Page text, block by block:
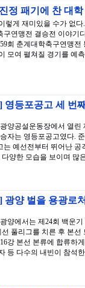
정 패기에 찬 대
렇게 재미있을 수가 없
구연맹전 결승전 이야기
회 춘계대학축구연맹
모여 펼쳐질 경기를 예
영등포공고 세 번
양공설운동장에서 열
자는 영등포공고였다.
는 예선전부터 뛰어난
다양한 모습을 보이며 많
광양 벌을 용광로
양에서는 제24회 백운
선 풀리그를 치른 후 본
강 본선 본류에 합류하
등 다수의 내빈이 참석